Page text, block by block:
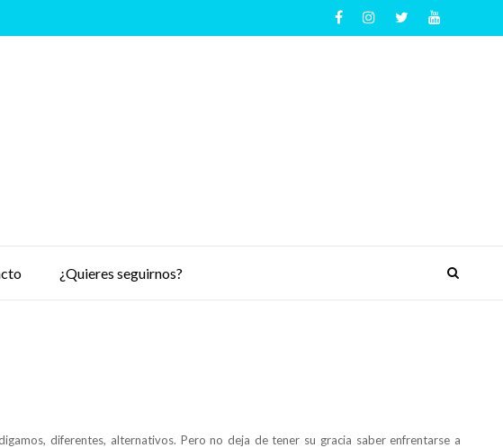
¿Quieres seguirnos?
diferentes, alternativos. Pero no deja de tener su gracia saber enfrentarse a